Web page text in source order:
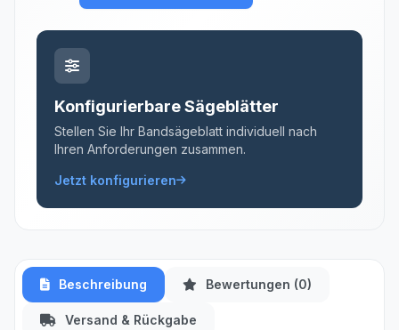
Konfigurierbare Sägeblätter
Stellen Sie Ihr Bandsägeblatt individuell nach
Ihren Anforderungen zusammen.
Jetzt konfigurieren
Beschreibung Bewertungen (0)
Versand & Rückgabe